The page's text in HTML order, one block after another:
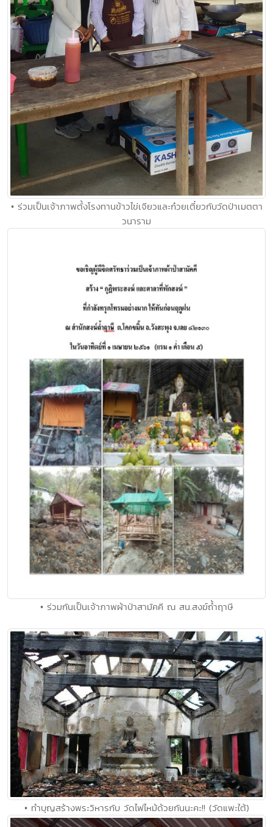
• ร่วมเป็นเจ้าภาพตั้งโรงทานข้าวไข่เจียวและก๋วยเตี๋ยวกับวัดป่าเมตตา
วนาราม
• ร่วมกันเป็นเจ้าภาพผ้าป่าสามัคคี ณ สน.สงฆ์ถ้ำฤาษี
• ทำบุญสร้างพระวิหารกับ วัดไฟไหม้ด้วยกันนะคะ!! (วัดแพะใต้)